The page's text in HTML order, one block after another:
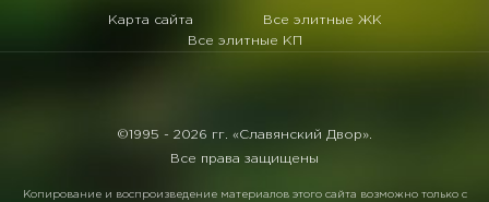
Карта сайта
Все элитные ЖК
Все элитные КП
©1995 - 2026 гг. «Славянский Двор».
Все права защищены
Копирование и воспроизведение материалов этого сайта возможно только с